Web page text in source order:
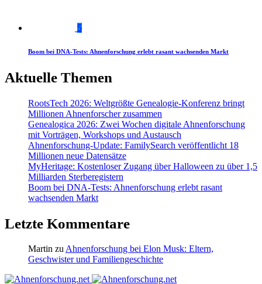
5
Boom bei DNA-Tests: Ahnenforschung erlebt rasant wachsenden Markt
Aktuelle Themen
RootsTech 2026: Weltgrößte Genealogie-Konferenz bringt
Millionen Ahnenforscher zusammen
Genealogica 2026: Zwei Wochen digitale Ahnenforschung
mit Vorträgen, Workshops und Austausch
Ahnenforschung-Update: FamilySearch veröffentlicht 18
Millionen neue Datensätze
MyHeritage: Kostenloser Zugang über Halloween zu über 1,5
Milliarden Sterberegistern
Boom bei DNA-Tests: Ahnenforschung erlebt rasant
wachsenden Markt
Letzte Kommentare
Martin zu Ahnenforschung bei Elon Musk: Eltern,
Geschwister und Familiengeschichte